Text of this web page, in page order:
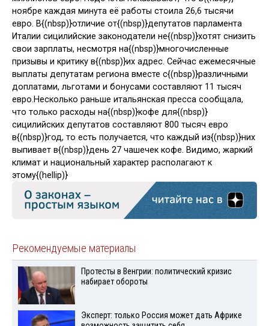
ноябре каждая минута её работы стоила 26,6 тысячи
евро. В{(nbsp)}отличие от{(nbsp)}депутатов парламента
Италии сицилийские законодатели не{(nbsp)}хотят снизить
свои зарплаты, несмотря на{(nbsp)}многочисленные
призывы и критику в{(nbsp)}их адрес. Сейчас ежемесячные
выплаты депутатам региона вместе с{(nbsp)}различными
доплатами, льготами и бонусами составляют 11 тысяч
евро.Несколько раньше итальянская пресса сообщала,
что только расходы на{(nbsp)}кофе для{(nbsp)}
сицилийских депутатов составляют 800 тысяч евро
в{(nbsp)}год, то есть получается, что каждый из{(nbsp)}них
выпивает в{(nbsp)}день 27 чашечек кофе. Видимо, жаркий
климат и национальный характер располагают к
этому{(hellip)}
Рекомендуемые материалы
Протесты в Венгрии: политический кризис
набирает обороты
Эксперт: только Россия может дать Африке